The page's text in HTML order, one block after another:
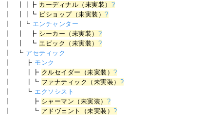
┃ ┃┃┣ カーディナル（未実装） ?
┃ ┃┃┗ ビショップ（未実装）?
┃ ┃┗ エンチャンター
┃ ┃ ┣ シーカー（未実装） ?
┃ ┃ ┗ エピック（未実装） ?
┃ ┗ アセティック
┃ ┣ モンク
┃ ┃┣ クルセイダー（未実装）?
┃ ┃┗ ファナティック（未実装） ?
┃ ┗ エクソシスト
┃ ┣ シャーマン（未実装） ?
┃ ┗ アドヴェント（未実装）?